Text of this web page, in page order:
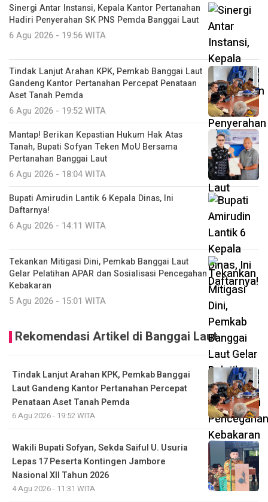
Sinergi Antar Instansi, Kepala Kantor Pertanahan
Hadiri Penyerahan SK PNS Pemda Banggai Laut
6 Agu 2026 - 19:56 WITA
Tindak Lanjut Arahan KPK, Pemkab Banggai Laut
Gandeng Kantor Pertanahan Percepat Penataan
Aset Tanah Pemda
6 Agu 2026 - 19:52 WITA
Mantap! Berikan Kepastian Hukum Hak Atas
Tanah, Bupati Sofyan Teken MoU Bersama
Pertanahan Banggai Laut
6 Agu 2026 - 18:04 WITA
Bupati Amirudin Lantik 6 Kepala Dinas, Ini
Daftarnya!
6 Agu 2026 - 14:11 WITA
Tekankan Mitigasi Dini, Pemkab Banggai Laut
Gelar Pelatihan APAR dan Sosialisasi Pencegahan
Kebakaran
5 Agu 2026 - 15:01 WITA
Rekomendasi Artikel di Banggai Laut
Tindak Lanjut Arahan KPK, Pemkab Banggai
Laut Gandeng Kantor Pertanahan Percepat
Penataan Aset Tanah Pemda
6 Agu 2026 - 19:52 WITA
Wakili Bupati Sofyan, Sekda Saiful U. Usuria
Lepas 17 Peserta Kontingen Jambore
Nasional XII Tahun 2026
4 Agu 2026 - 11:31 WITA